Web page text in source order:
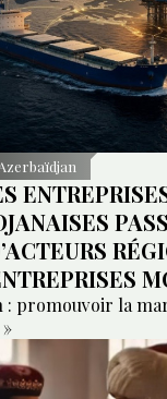
: promouvoir la